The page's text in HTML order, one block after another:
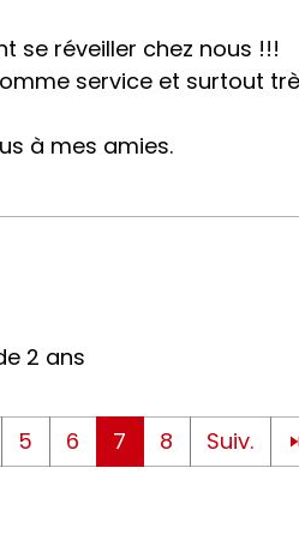
se réveiller chez nous !!!
service et surtout
à mes amies.
2 ans
5 6 7 8 Suiv.